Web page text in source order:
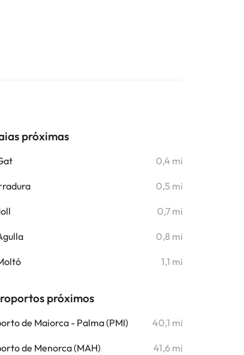
próximas
0,4 mi
0,5 mi
0,7 mi
0,8 mi
1,1 mi
próximos
de Maiorca - Palma (PMI) 40,1 mi
de Menorca (MAH) 41,6 mi